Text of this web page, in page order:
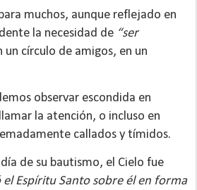
muchos, aunque reflejado en
la necesidad de “ser
un círculo de amigos, en un
observar escondida en
la atención, o incluso en
callados y tímidos.
de su bautismo, el Cielo fue
el Espíritu Santo sobre él en forma